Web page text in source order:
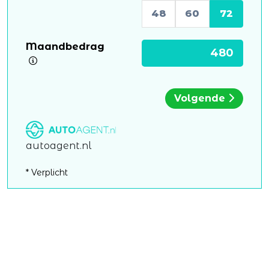
48 60 72
Maandbedrag
autoagent.nl
Volgende
* Verplicht